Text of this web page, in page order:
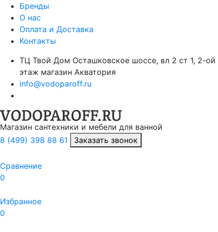
Бренды
О нас
Оплата и Доставка
Контакты
ТЦ Твой Дом Осташковское шоссе, вл 2 ст 1, 2-ой
этаж магазин Акватория
info@vodoparoff.ru
Магазин сантехники и мебели для ванной
8 (499) 398 88 61
Заказать звонок
Сравнение
0
Избранное
0